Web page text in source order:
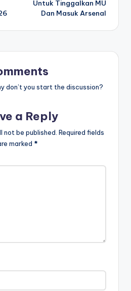
Untuk Tinggalkan MU
Dan Masuk Arsenal
don’t you start the discussion?
a Reply
not be published. Required fields
marked *